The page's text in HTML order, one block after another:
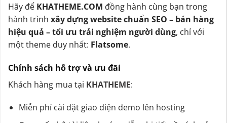
Hãy để KHATHEME.COM đồng hành cùng bạn trong
hành trình xây dựng website chuẩn SEO – bán hàng
hiệu quả – tối ưu trải nghiệm người dùng, chỉ với
một theme duy nhất: Flatsome.
Chính sách hỗ trợ và ưu đãi
Khách hàng mua tại KHATHEME:
Miễn phí cài đặt giao diện demo lên hosting